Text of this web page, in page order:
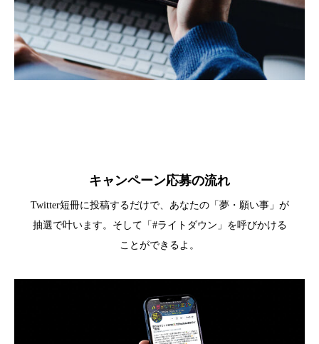
キャンペーン応募の流れ
Twitter短冊に投稿するだけで、あなたの「夢・願い事」が
抽選で叶います。そして「#ライトダウン」を呼びかける
ことができるよ。